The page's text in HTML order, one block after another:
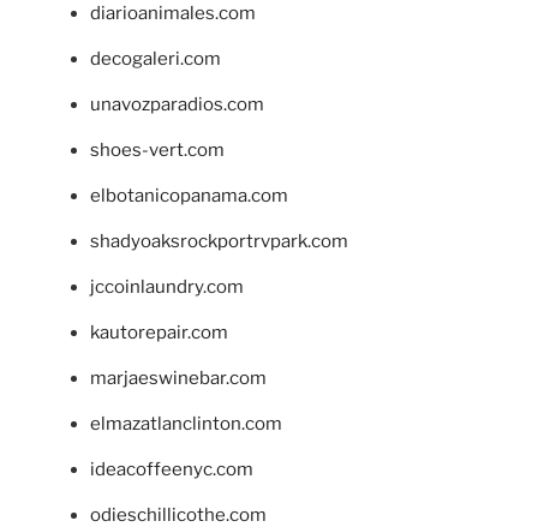
diarioanimales.com
decogaleri.com
unavozparadios.com
shoes-vert.com
elbotanicopanama.com
shadyoaksrockportrvpark.com
jccoinlaundry.com
kautorepair.com
marjaeswinebar.com
elmazatlanclinton.com
ideacoffeenyc.com
odieschillicothe.com